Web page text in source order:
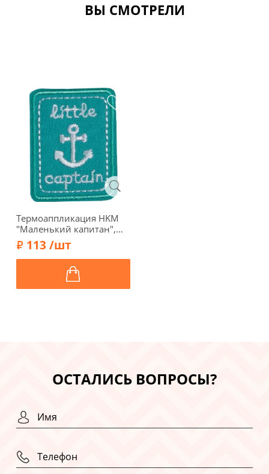
ВЫ СМОТРЕЛИ
Термоаппликация HKM
"Маленький капитан",
3,5 х 4,5 см, 39146
113 /шт
ОСТАЛИСЬ ВОПРОСЫ?